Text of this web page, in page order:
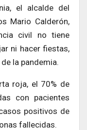
el alcalde del
Mario Calderón,
civil no tiene
ni hacer fiestas,
la pandemia.
roja, el 70% de
con pacientes
positivos de
fallecidas.